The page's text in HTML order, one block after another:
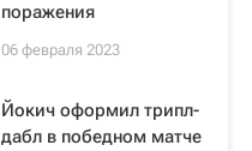
поражения
06 февраля 2023
Йокич оформил трипл-
дабл в победном матче